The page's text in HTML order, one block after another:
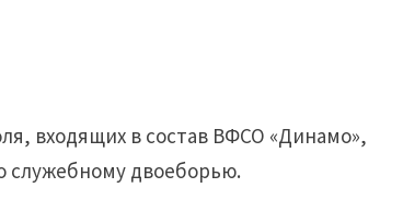
входящих в состав ВФСО «Динамо»,
служебному двоеборью.